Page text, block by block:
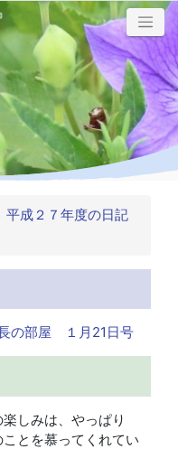
平成２７年度の日記
の部屋 １月21日号
しみは、やっぱり
ことを慕ってくれてい